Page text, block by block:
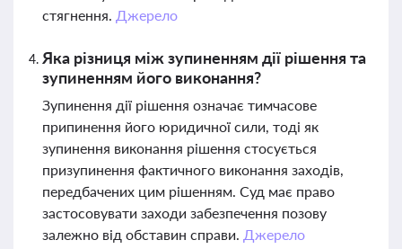
стягнення. Джерело
Яка різниця між зупиненням дії рішення та
зупиненням його виконання?
Зупинення дії рішення означає тимчасове
припинення його юридичної сили, тоді як
зупинення виконання рішення стосується
призупинення фактичного виконання заходів,
передбачених цим рішенням. Суд має право
застосовувати заходи забезпечення позову
залежно від обставин справи. Джерело